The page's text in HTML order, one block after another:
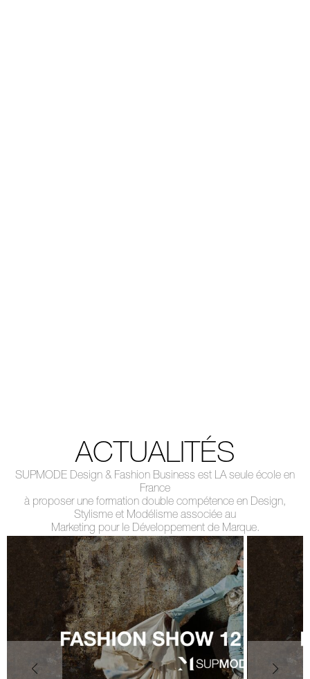
ACTUALITÉS
SUPMODE Design & Fashion Business est LA seule école en
France
à proposer une formation double compétence en Design,
Stylisme et Modélisme associée au
Marketing pour le Développement de Marque.